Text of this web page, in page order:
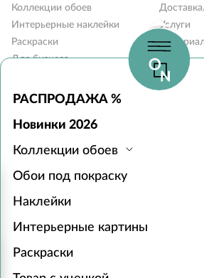
РАСПРОДАЖА %
Новинки 2026
Коллекции обоев
Обои под покраску
Наклейки
Интерьерные картины
Раскраски
Коллекции обоев
Интерьерные наклейки
Раскраски
Для бизнеса
Услуги
Блог
Вопросы
Контакты
с 10:00 до 19:00 без
+7 (495) 134-13-56